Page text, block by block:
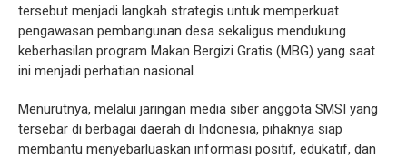
tersebut menjadi langkah strategis untuk memperkuat
pengawasan pembangunan desa sekaligus mendukung
keberhasilan program Makan Bergizi Gratis (MBG) yang saat
ini menjadi perhatian nasional.
Menurutnya, melalui jaringan media siber anggota SMSI yang
tersebar di berbagai daerah di Indonesia, pihaknya siap
membantu menyebarluaskan informasi positif, edukatif, dan